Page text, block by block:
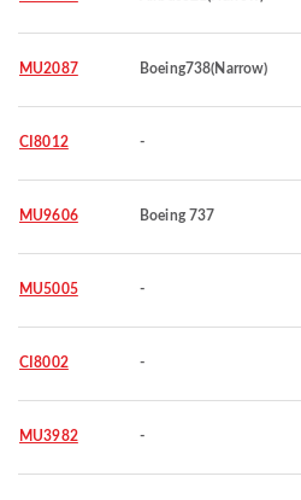
MU2087 Boeing738(Narrow)
CI8012 -
MU9606 Boeing 737
MU5005 -
CI8002 -
MU3982 -